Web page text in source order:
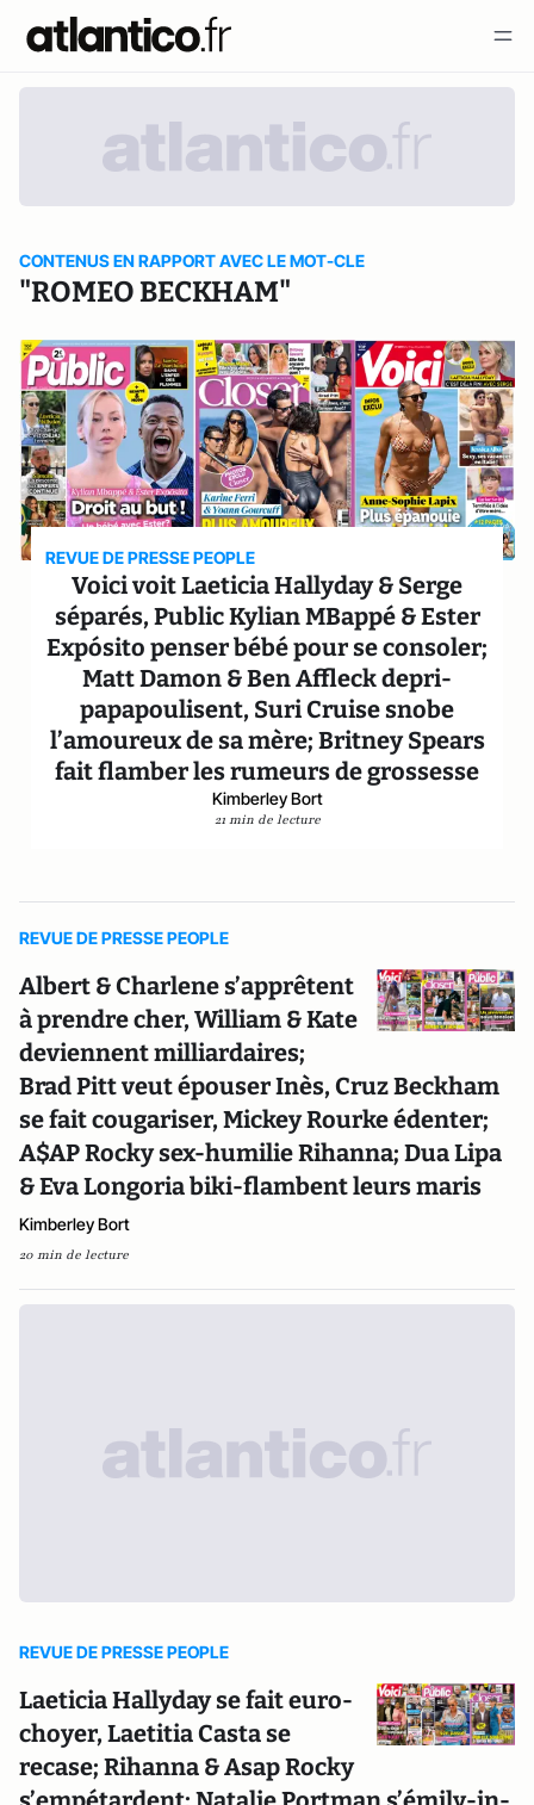
CONTENUS EN RAPPORT AVEC LE MOT-CLE
"ROMEO BECKHAM"
REVUE DE PRESSE PEOPLE
Voici voit Laeticia Hallyday & Serge
séparés, Public Kylian MBappé & Ester
Expósito penser bébé pour se consoler;
Matt Damon & Ben Affleck depri-
papapoulisent, Suri Cruise snobe
l’amoureux de sa mère; Britney Spears
fait flamber les rumeurs de grossesse
Kimberley Bort
21 min de lecture
REVUE DE PRESSE PEOPLE
Albert & Charlene s’apprêtent
à prendre cher, William & Kate
deviennent milliardaires;
Brad Pitt veut épouser Inès, Cruz Beckham
se fait cougariser, Mickey Rourke édenter;
A$AP Rocky sex-humilie Rihanna; Dua Lipa
& Eva Longoria biki-flambent leurs maris
Kimberley Bort
20 min de lecture
REVUE DE PRESSE PEOPLE
Laeticia Hallyday se fait euro-
choyer, Laetitia Casta se
recase; Rihanna & Asap Rocky